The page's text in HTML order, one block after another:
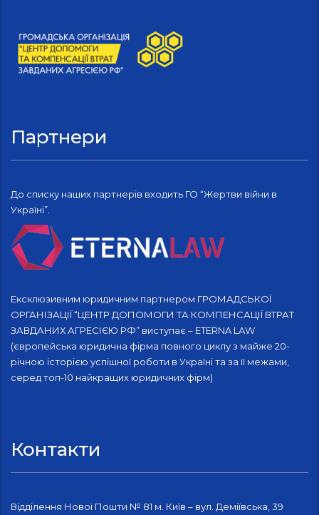
Партнери
До списку наших партнерів входить ГО “Жертви війни в
Україні”.
Ексклюзивним юридичним партнером ГРОМАДСЬКОЇ
ОРГАНІЗАЦІЇ “ЦЕНТР ДОПОМОГИ ТА КОМПЕНСАЦІЇ ВТРАТ
ЗАВДАНИХ АГРЕСІЄЮ РФ” виступає – ETERNA LAW
(європейська юридична фірма повного циклу з майже 20-
річною історією успішної роботи в Україні та за її межами,
серед топ-10 найкращих юридичних фірм)
Контакти
Відділення Нової Пошти № 81 м. Київ – вул. Деміївська, 39